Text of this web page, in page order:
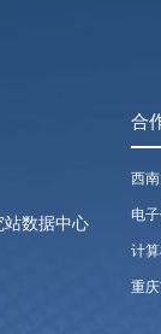
站数据中心
合
西
电
计
重